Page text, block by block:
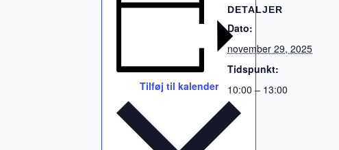
Tilføj til kalender
DETALJER
Dato:
november 29, 2025
Tidspunkt:
10:00 – 13:00